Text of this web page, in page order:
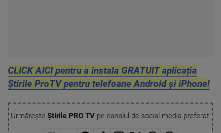
CLICK AICI pentru a instala GRATUIT aplicația
Știrile ProTV pentru telefoane Android și iPhone!
Urmărește Știrile PRO TVpe canalul de social media preferat: